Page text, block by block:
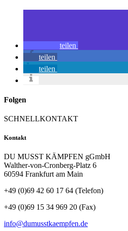
teilen
teilen
teilen
Folgen
SCHNELLKONTAKT
Kontakt
DU MUSST KÄMPFEN gGmbH
Walther-von-Cronberg-Platz 6
60594 Frankfurt am Main
+49 (0)69 42 60 17 64 (Telefon)
+49 (0)69 15 34 969 20 (Fax)
info@dumusstkaempfen.de